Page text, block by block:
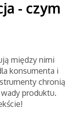
- czym
między nimi
konsumenta i
chronią
produktu.